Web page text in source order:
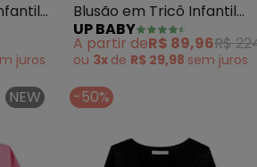
juros
Blusão em Tricô Infantil
Menina (Bege)
UP BABY
A partir deR$ 89,96R$
ou 3x de R$ 29,98 sem juros
NEW -50%